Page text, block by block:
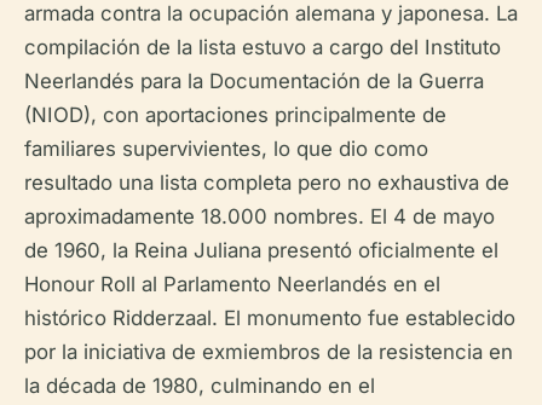
armada contra la ocupación alemana y japonesa. La
compilación de la lista estuvo a cargo del Instituto
Neerlandés para la Documentación de la Guerra
(NIOD), con aportaciones principalmente de
familiares supervivientes, lo que dio como
resultado una lista completa pero no exhaustiva de
aproximadamente 18.000 nombres. El 4 de mayo
de 1960, la Reina Juliana presentó oficialmente el
Honour Roll al Parlamento Neerlandés en el
histórico Ridderzaal. El monumento fue establecido
por la iniciativa de exmiembros de la resistencia en
la década de 1980, culminando en el